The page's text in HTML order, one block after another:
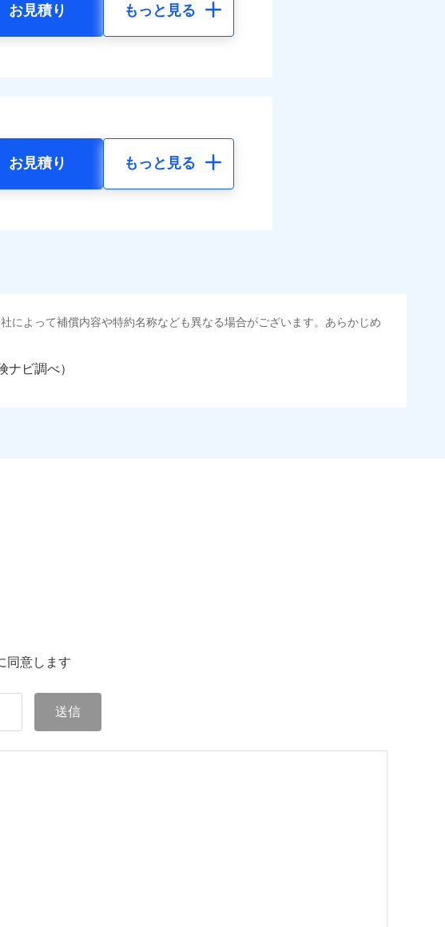
お見積り もっと見る
お見積り もっと見る
によって補償内容や特約名称なども異なる場合がございます。あらかじめ
ナビ調べ）
同意します